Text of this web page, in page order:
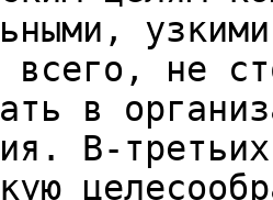
всего, не
в
В-